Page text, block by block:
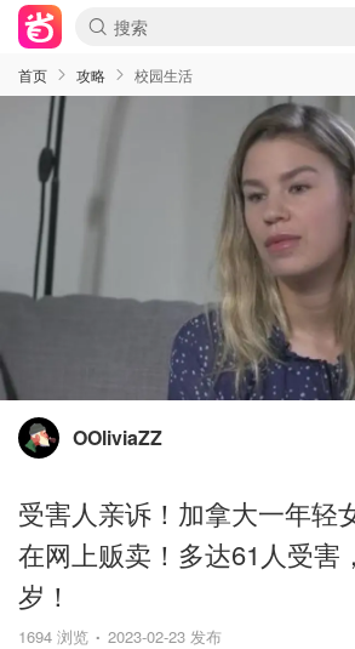
首页 攻略 校园生活
OOliviaZZ
受害人亲诉！加拿大一年轻
在网上贩卖！多达61人受害
岁！
1694 浏览 2023-02-23 发布